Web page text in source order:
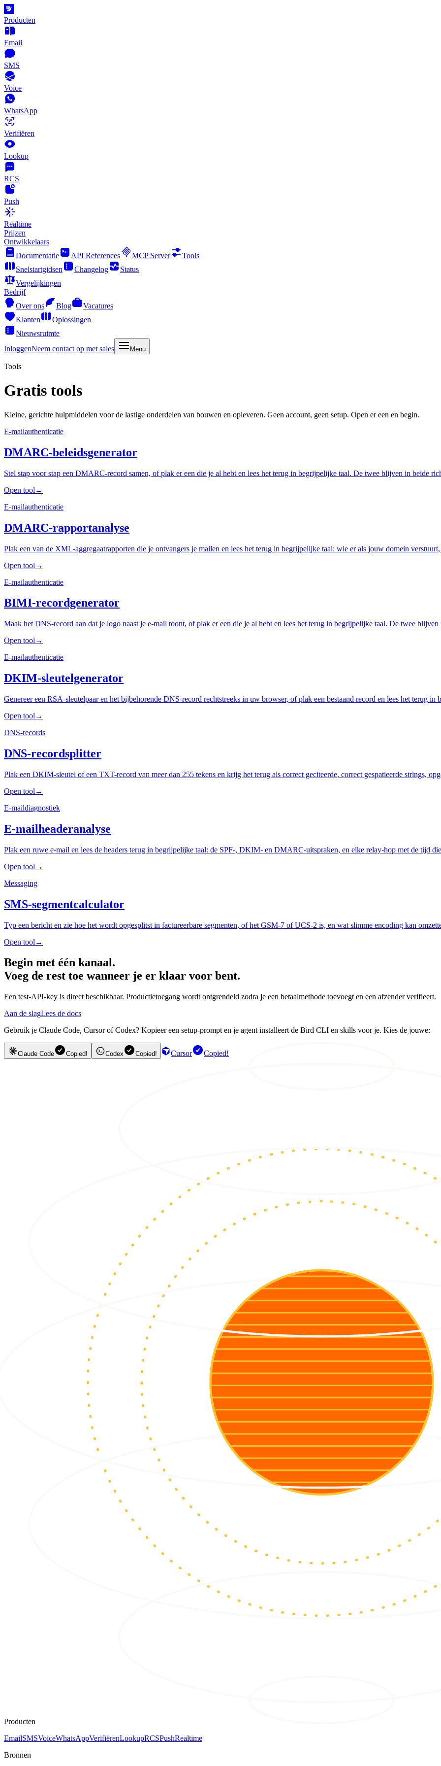
Producten
Email
SMS
Voice
WhatsApp
Verifiëren
Lookup
RCS
Push
Realtime
Prijzen
Ontwikkelaars
Documentatie
API References MCP Server
Tools
Snelstartgidsen
Changelog
Status
Vergelijkingen
Bedrijf
Over ons
Blog
Vacatures
Klanten
Oplossingen
Nieuwsruimte
InloggenNeem contact op met sales Menu
Tools
Gratis tools
Kleine, gerichte hulpmiddelen voor de lastige onderdelen van bouwen en opleveren. Geen account, geen setup. Open er een en begin.
E-mailauthenticatie
DMARC-beleidsgenerator
Stel stap voor stap een DMARC-record samen, of plak er een die je al hebt en lees het terug in begrijpelijke taal. De twee blijven in beide
Open tool →
E-mailauthenticatie
DMARC-rapportanalyse
Plak een van de XML-aggregaatrapporten die je ontvangers je mailen en lees het terug in begrijpelijke taal: wie er als jouw domein
Open tool →
E-mailauthenticatie
BIMI-recordgenerator
Maak het DNS-record aan dat je logo naast je e-mail toont, of plak er een die je al hebt en lees het terug in begrijpelijke taal. De twee
Open tool →
E-mailauthenticatie
DKIM-sleutelgenerator
Genereer een RSA-sleutelpaar en het bijbehorende DNS-record rechtstreeks in uw browser, of plak een bestaand record en lees het terug
Open tool →
DNS-records
DNS-recordsplitter
Plak een DKIM-sleutel of een TXT-record van meer dan 255 tekens en krijg het terug als correct geciteerde, correct gespatieerde strings,
Open tool →
E-maildiagnostiek
E-mailheaderanalyse
Plak een ruwe e-mail en lees de headers terug in begrijpelijke taal: de SPF-, DKIM- en DMARC-uitspraken, en elke relay-hop met de tijd
Open tool →
Messaging
SMS-segmentcalculator
Typ een bericht en zie hoe het wordt opgesplitst in factureerbare segmenten, of het GSM-7 of UCS-2 is, en wat slimme encoding kan
Open tool →
Begin met één kanaal.
Voeg de rest toe wanneer je er klaar voor bent.
Een test-API-key is direct beschikbaar. Productietoegang wordt ontgrendeld zodra je een betaalmethode toevoegt en een afzender verifieert.
Aan de slagLees de docs
Gebruik je Claude Code, Cursor of Codex? Kopieer een setup-prompt en je agent installeert de Bird CLI en skills voor je. Kies de jouwe:
Claude Code Copied! Codex Copied! Cursor Copied!
Producten
EmailSMSVoiceWhatsAppVerifiërenLookupRCSPushRealtime
Bronnen